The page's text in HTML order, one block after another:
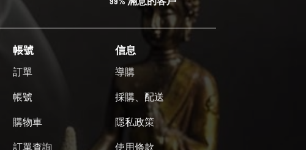
帳號
訂單
帳號
購物車
訂單查詢
信息
導購
採購、配送
隱私政策
使用條款